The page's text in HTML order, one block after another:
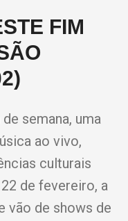
FIM
semana, uma
ao vivo,
culturais
de fevereiro, a
vão de shows de